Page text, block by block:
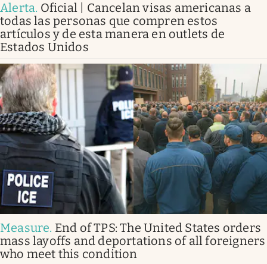
Alerta. Oficial | Cancelan visas americanas a
todas las personas que compren estos
artículos y de esta manera en outlets de
Estados Unidos
Measure. End of TPS: The United States orders
mass layoffs and deportations of all foreigners
who meet this condition